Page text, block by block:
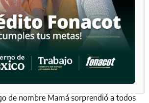
de nombre Mamá sorprendió a todos